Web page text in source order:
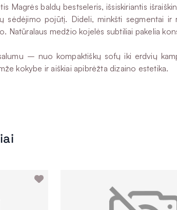
Magrės baldų bestseleris, išsiskiriantis
sėdėjimo pojūtį. Dideli, minkšti segmentai
Natūralaus medžio kojelės subtiliai pakelia
– nuo kompaktiškų sofų iki erdvių
kokybe ir aiškiai apibrėžta dizaino estetika.